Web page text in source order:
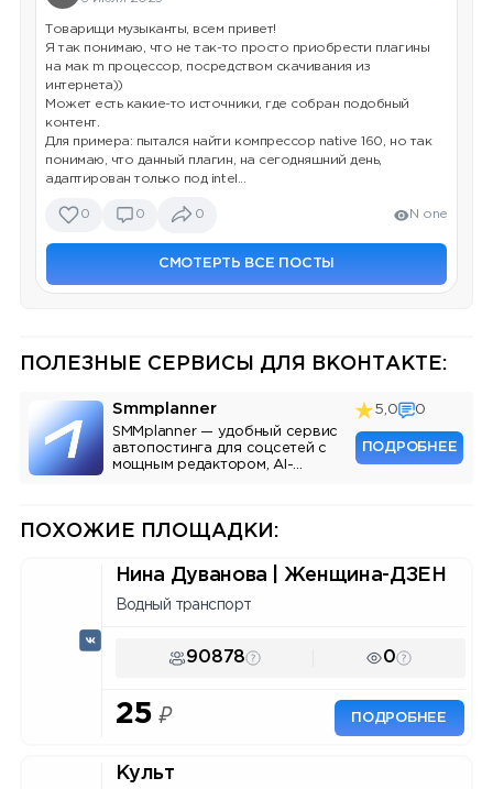
Товарищи музыканты, всем привет!
Я так понимаю, что не так-то просто приобрести плагины
на мак m процессор, посредством скачивания из
интернета))
Может есть какие-то источники, где собран подобный
контент.
Для примера: пытался найти компрессор native 160, но так
понимаю, что данный плагин, на сегодняшний день,
адаптирован только под intel...
0 0 0 N one
СМОТЕРТЬ ВСЕ ПОСТЫ
ПОЛЕЗНЫЕ СЕРВИСЫ ДЛЯ ВКОНТАКТЕ:
Smmplanner
SMMplanner — удобный сервис
автопостинга для соцсетей с
мощным редактором, AI-
5,0 0
ПОДРОБНЕЕ
ПОХОЖИЕ ПЛОЩАДКИ:
Нина Дуванова | Женщина-ДЗЕН
Водный транспорт
90878 0
25 ₽ ПОДРОБНЕЕ
Культ